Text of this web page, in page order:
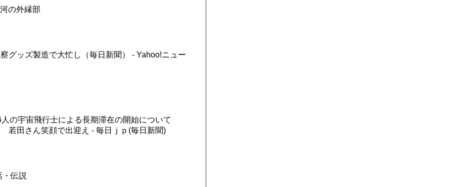
の外縁部
グッズ製造で大忙し（毎日新聞） - Yahoo!ニュー
の宇宙飛行士による長期滞在の開始について
若田さん笑顔で出迎え - 毎日ｊｐ(毎日新聞)
伝説